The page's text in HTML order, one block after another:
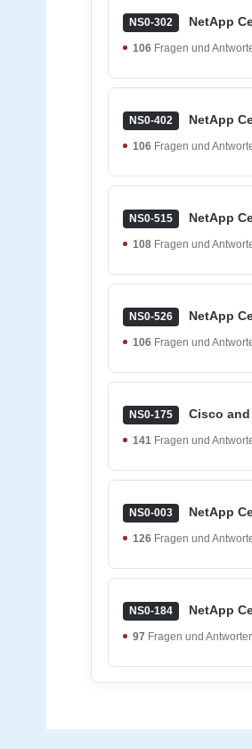
NS0-302 NetApp
106 Fragen und
NS0-402 NetApp
106 Fragen und
NS0-515 NetApp
108 Fragen und
NS0-526 NetApp
106 Fragen und
NS0-175 Cisco
141 Fragen und
NS0-003 NetApp
126 Fragen und
NS0-184 NetApp
97 Fragen und